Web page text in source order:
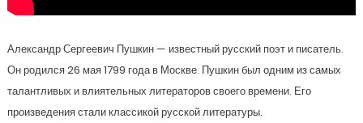
Александр Сергеевич Пушкин — известный русский поэт и писатель.
Он родился 26 мая 1799 года в Москве. Пушкин был одним из самых
талантливых и влиятельных литераторов своего времени. Его
произведения стали классикой русской литературы.